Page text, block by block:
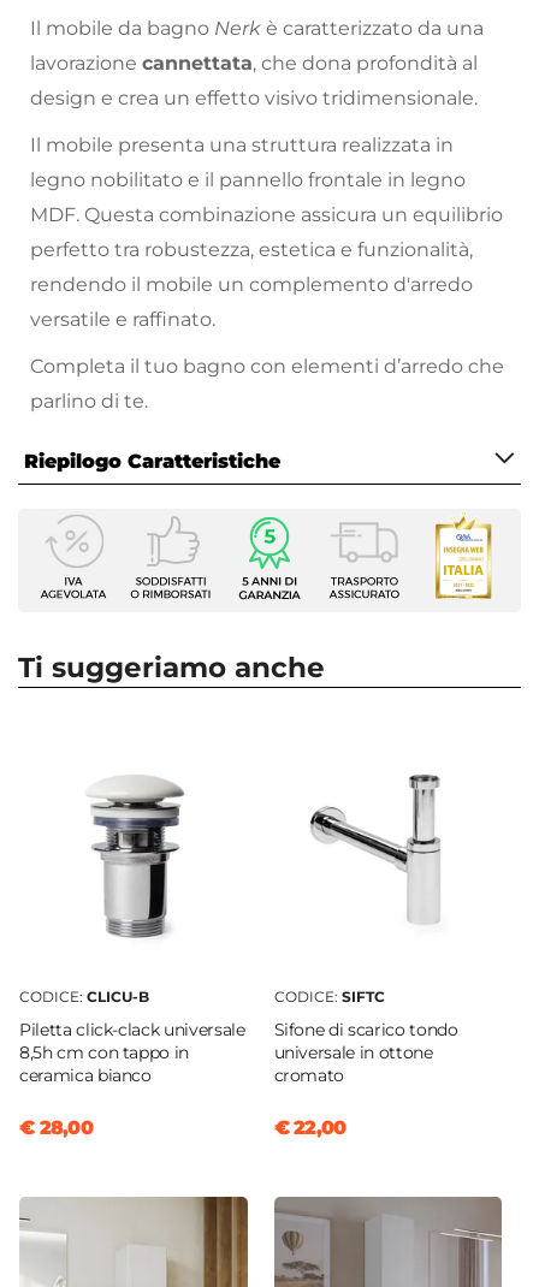
Il mobile da bagno Nerk è caratterizzato da una
lavorazione cannettata, che dona profondità al
design e crea un effetto visivo tridimensionale.
Il mobile presenta una struttura realizzata in
legno nobilitato e il pannello frontale in legno
MDF. Questa combinazione assicura un equilibrio
perfetto tra robustezza, estetica e funzionalità,
rendendo il mobile un complemento d'arredo
versatile e raffinato.
Completa il tuo bagno con elementi d’arredo che
parlino di te.
Riepilogo Caratteristiche
Caratteristiche Mobile
Larghezza
100 cm
Altezza
Struttura
Ante
Opaca
Materiale Mobile
Frontale
Dritto
Sistema Di Apertura
Chiusura
Assemblato
No
Kit Fissaggio A Muro
Ti suggeriamo anche
CODICE: CLICU-B
Piletta click-clack universale
8,5h cm con tappo in
ceramica bianco
€ 28,00
CODICE: SIFTC
Sifone di scarico tondo
universale in ottone
cromato
€ 22,00